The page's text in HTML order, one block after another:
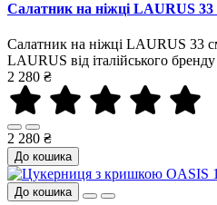
Салатник на ніжці LAURUS
Салатник на ніжці LAURUS 33
LAURUS від італійського
2 280 ₴
2 280 ₴
До кошика
До кошика